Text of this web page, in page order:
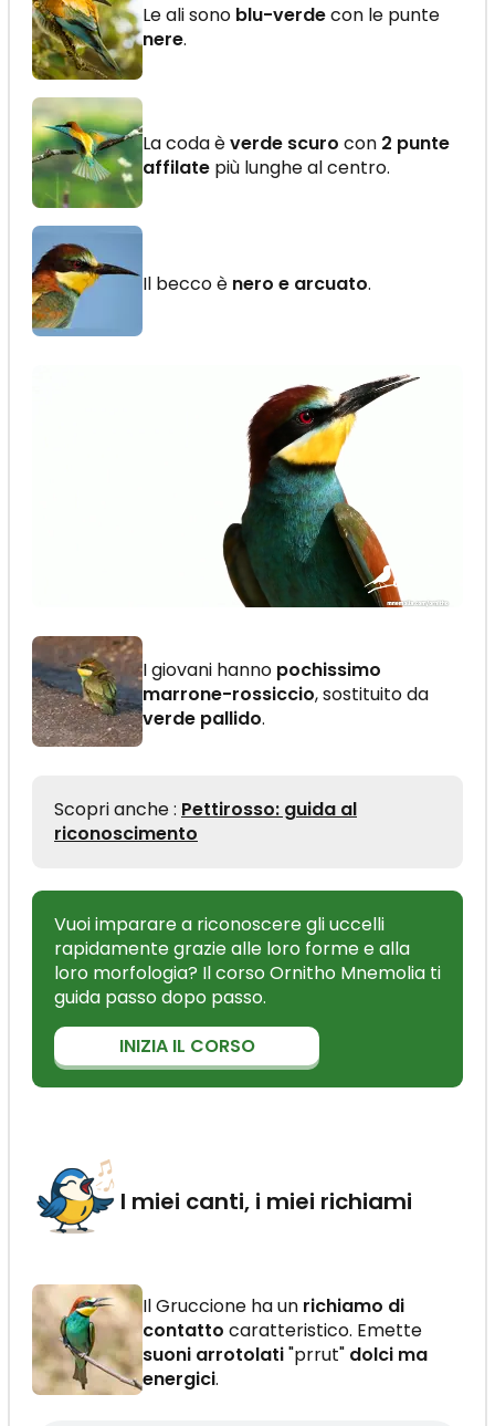
Le ali sono blu-verdecon le punte
nere.
La coda èverde scuro con 2 punte
affilate più lunghe al centro.
Il becco è nero e arcuato.
I giovani hanno pochissimo
marrone-rossiccio, sostituito da
verde pallido.
Scopri anche : Pettirosso: guida al
riconoscimento
Vuoi imparare a riconoscere gli uccelli
rapidamente grazie alle loro forme e alla
loro morfologia? Il corso Ornitho Mnemolia ti
guida passo dopo passo.
INIZIA IL CORSO
I miei canti, i miei richiami
Il Gruccione ha un richiamo di
contatto caratteristico. Emette
suoni arrotolati"prrut" dolci ma
energici.